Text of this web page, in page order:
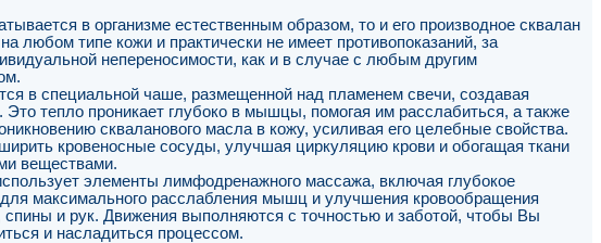
в организме естественным образом, то и его производное сквалан
любом типе кожи и практически не имеет противопоказаний, за
непереносимости, как и в случае с любым другим
в специальной чаше, размещенной над пламенем свечи, создавая
тепло проникает глубоко в мышцы, помогая им расслабиться, а также
скваланового масла в кожу, усиливая его целебные свойства.
кровеносные сосуды, улучшая циркуляцию крови и обогащая ткани
веществами.
элементы лимфодренажного массажа, включая глубокое
для максимального расслабления мышц и улучшения кровообращения
спины и рук. Движения выполняются с точностью и заботой, чтобы Вы
и насладиться процессом.